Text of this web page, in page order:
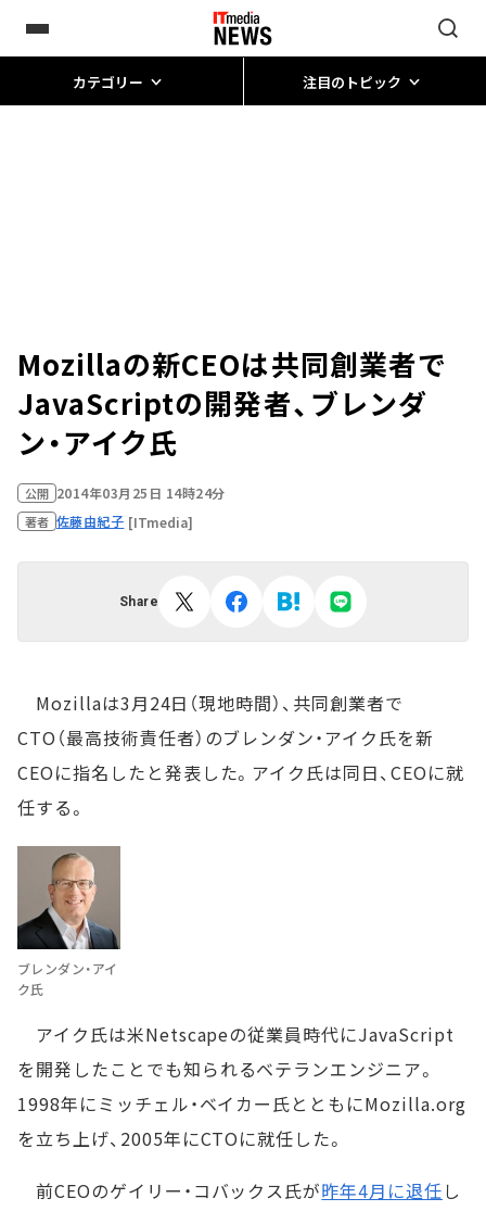
カテゴリー 注目のトピック
Mozillaの新CEOは共同創業者で
JavaScriptの開発者、ブレンダ
ン・アイク氏
公開 2014年03月25日 14時24分
著者 佐藤由紀子 [ITmedia]
Share
Mozillaは3月24日（現地時間）、共同創業者で
CTO（最高技術責任者）のブレンダン・アイク氏を新
CEOに指名したと発表した。アイク氏は同日、CEOに就
任する。
ブレンダン・アイ
ク氏
アイク氏は米Netscapeの従業員時代にJavaScript
を開発したことでも知られるベテランエンジニア。
1998年にミッチェル・ベイカー氏とともにMozilla.org
を立ち上げ、2005年にCTOに就任した。
前CEOのゲイリー・コバックス氏が昨年4月に退任し